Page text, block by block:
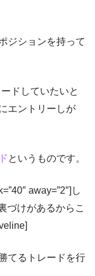
ジションを持って
ドしていたいと
エントリーしが
というものです。
away=”2″]し
づけがあるからこ
てるトレードを行